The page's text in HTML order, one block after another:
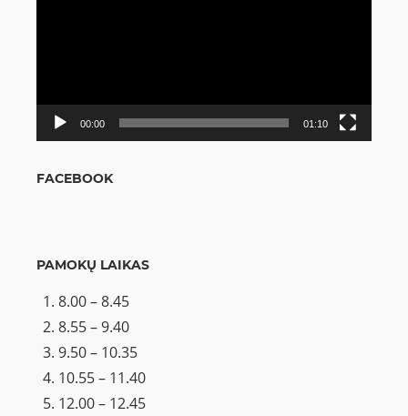
00:00 01:10
FACEBOOK
PAMOKŲ LAIKAS
8.00 – 8.45
8.55 – 9.40
9.50 – 10.35
10.55 – 11.40
12.00 – 12.45